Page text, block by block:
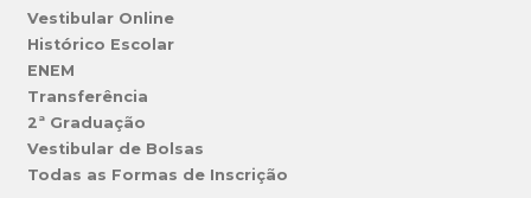
Vestibular Online
Histórico Escolar
ENEM
Transferência
2ª Graduação
Vestibular de Bolsas
Todas as Formas de Inscrição